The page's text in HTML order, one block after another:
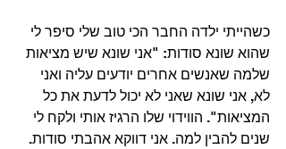
כשהייתי ילדה החבר הכי טוב שלי סיפר לי
שהוא שונא סודות: "אני שונא שיש מציאות
שלמה שאנשים אחרים יודעים עליה ואני
לא, אני שונא שאני לא יכול לדעת את כל
המציאות". הווידוי שלו הרגיז אותי ולקח לי
שנים להבין למה. אני דווקא אהבתי סודות.